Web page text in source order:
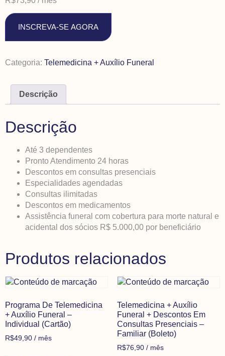
INSCREVA-SE AGORA
Categoria: Telemedicina + Auxílio Funeral
Descrição
Descrição
Até 3 dependentes
Pronto Atendimento 24 horas
Descontos em consultas presenciais
Especialidades agendadas
Consultas ilimitadas
Descontos em medicamentos
Assistência funeral com cobertura para morte natural e
acidental dos sócios R$ 5.000,00 por beneficiário
Produtos relacionados
Programa De Telemedicina
+ Auxílio Funeral –
Individual (Cartão)
R$49,90 / mês
Telemedicina + Auxílio
Funeral + Descontos Em
Consultas Presenciais –
Familiar (Boleto)
R$76,90 / mês